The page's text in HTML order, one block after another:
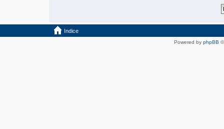
Indice
Powered by phpBB